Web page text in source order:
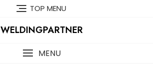
TOP MENU
WELDINGPARTNER
MENU